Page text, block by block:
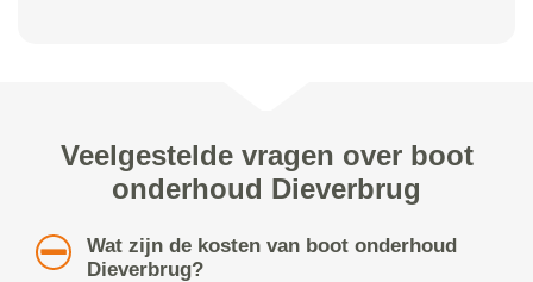
Veelgestelde vragen over boot
onderhoud Dieverbrug
Wat zijn de kosten van boot onderhoud
Dieverbrug?